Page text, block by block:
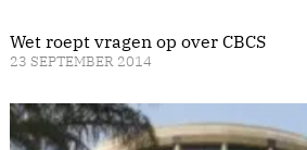
Wet roept vragen op over CBCS
23 SEPTEMBER 2014